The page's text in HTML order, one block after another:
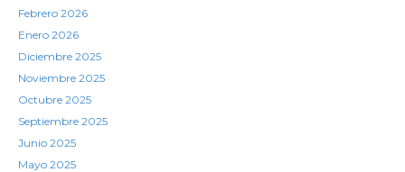
Febrero 2026
Enero 2026
Diciembre 2025
Noviembre 2025
Octubre 2025
Septiembre 2025
Junio 2025
Mayo 2025